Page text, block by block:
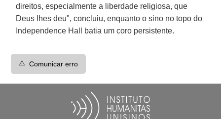
direitos, especialmente a liberdade religiosa, que
Deus lhes deu", concluiu, enquanto o sino no topo do
Independence Hall batia um coro persistente.
⚠️ Comunicar erro